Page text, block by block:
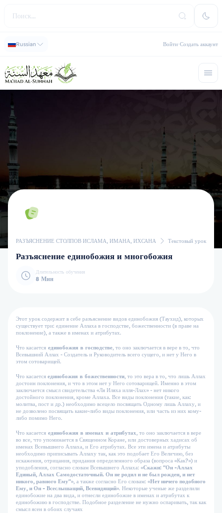
Russian Войти Создать аккаунт
РАЗЪЯСНЕНИЕ СТОЛПОВ ИСЛАМА, ИМАНА, ИХСАНА Текстовый урок
Разъяснение единобожия и многобожия
Длительность обучения
8 Мин
Этот урок содержит в себе разъяснение видов единобожия (Таухид), которых
существует три: единение Аллаха в господстве, божественности (в праве на
поклонение), а также в именах и атрибутах.
Что касается единобожия в господстве, то оно заключается в вере в то, что
Всевышний Аллах - Создатель и Руководитель всего сущего, и нет у Него в
этом сотоварищей.
Что касается единобожия в божественности, то это вера в то, что лишь Аллах
достоин поклонения, и что в этом нет у Него сотоварищей. Именно в этом
заключается смысл свидетельства «Ля Иляха илля-Ллах» - нет никого
достойного поклонения, кроме Аллаха. Все виды поклонения (такие, как:
молитва, пост и др.) необходимо всецело посвящать Одному лишь Аллаху, и
не дозволено посвящать какие-либо виды поклонения, или часть из них кому-
либо помимо Него.
Что касается единобожия в именах и атрибутах, то оно заключается в вере
во все, что упоминается в Священном Коране, или достоверных хадисах об
именах Всевышнего Аллаха, и Его атрибутах. Все эти имена и атрибуты
необходимо приписывать Аллаху так, как это подобает Его Величию, без
искажения, отрицания, придания определенного образа (вопроса «Как?») и
уподобления, согласно словам Всевышнего Аллаха: «Скажи: "Он -Аллах
Единый, Аллах Самодостаточный. Он не родил и не был рожден, и нет
никого, равного Ему"», а также согласно Его словам: «Нет ничего подобного
Ему, и Он - Всеслышащий, Всевидящий». Некоторые ученые же разделили
единобожие на два вида, и отнесли единобожие в именах и атрибутах к
единобожию в господстве. Подобное разделение не нужно оспаривать, так как
смысл ясен в обоих случаях